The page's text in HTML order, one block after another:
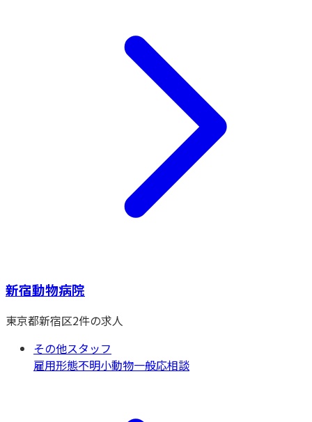
新宿動物病院
東京都新宿区2件の求人
その他スタッフ
雇用形態不明小動物一般応相談